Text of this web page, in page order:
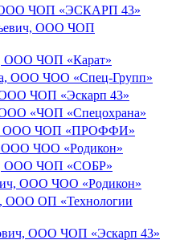
ООО ЧОП «ЭСКАРП 43»
ООО ЧОП
ООО ЧОП «Карат»
ООО ЧОО «Спец-Групп»
ООО ЧОП «Эскарп 43»
«ЧОП «Спецохрана»
ООО ЧОП «ПРОФФИ»
ООО ЧОО «Родикон»
ООО ЧОП «СОБР»
ООО ЧОО «Родикон»
ООО ОП «Технологии
ООО ЧОП «Эскарп 43»